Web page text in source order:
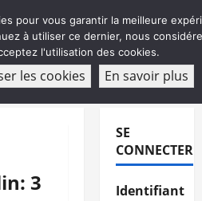
ABONNEMENT
3
SE
CONNECTER
Identifiant
pour vous garantir la meilleure
à utiliser ce dernier, nous
l'utilisation des cookies.
les cookies En savoir plus